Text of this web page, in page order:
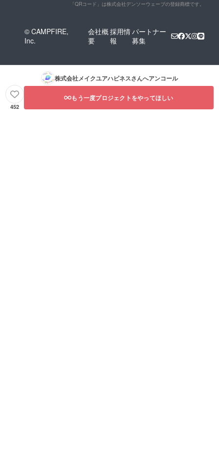
「QRコード」は株式会社デンソーウェーブの登録商標です。
© CAMPFIRE,
Inc.
会社概
要
採用情
報
パートナー
募集
株式会社メイクユアハピネスさんへアンコール
452
もう一度プロジェクトをやってほしい